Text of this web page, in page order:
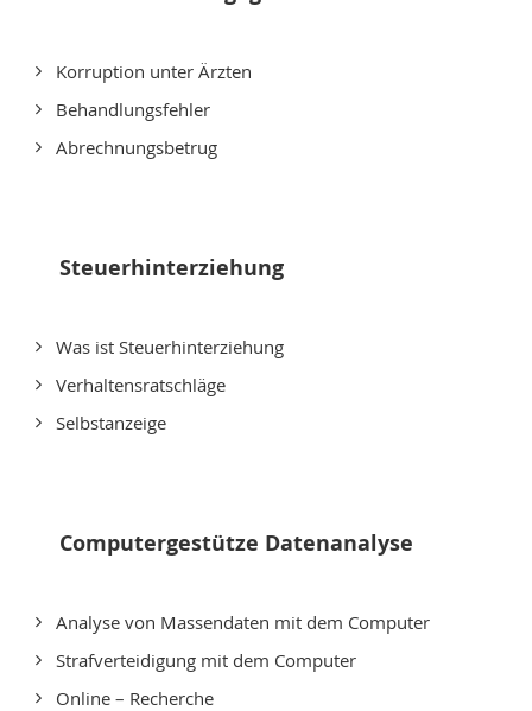
Korruption unter Ärzten
Behandlungsfehler
Abrechnungsbetrug
Steuerhinterziehung
Was ist Steuerhinterziehung
Verhaltensratschläge
Selbstanzeige
Computergestütze Datenanalyse
Analyse von Massendaten mit dem Computer
Strafverteidigung mit dem Computer
Online – Recherche